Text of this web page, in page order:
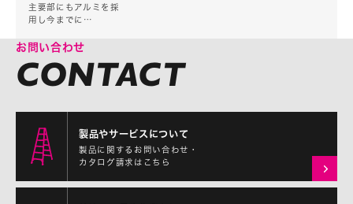
主要部にもアルミを採
用し今までに…
お問い合わせ
製品やサービスについて
製品に関するお問い合わせ・
カタログ請求はこちら